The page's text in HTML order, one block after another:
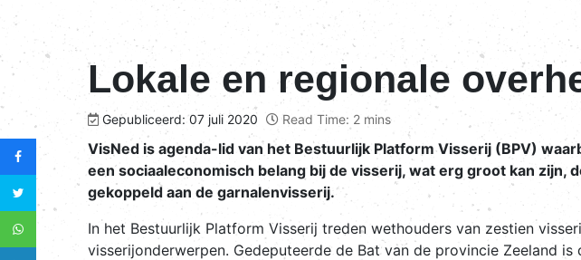
Lokale en regionale
Gepubliceerd: 07 juli 2020 Read Time: 2 mins
VisNed is agenda-lid van het Bestuurlijk Platform Visserij (BPV)
een sociaaleconomisch belang bij de visserij, wat erg groot kan
gekoppeld aan de garnalenvisserij.
In het Bestuurlijk Platform Visserij treden wethouders van zestien
visserijonderwerpen. Gedeputeerde de Bat van de provincie Zeeland is